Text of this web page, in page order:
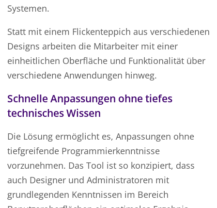
Systemen.
Statt mit einem Flickenteppich aus verschiedenen
Designs arbeiten die Mitarbeiter mit einer
einheitlichen Oberfläche und Funktionalität über
verschiedene Anwendungen hinweg.
Schnelle Anpassungen ohne tiefes
technisches Wissen
Die Lösung ermöglicht es, Anpassungen ohne
tiefgreifende Programmierkenntnisse
vorzunehmen. Das Tool ist so konzipiert, dass
auch Designer und Administratoren mit
grundlegenden Kenntnissen im Bereich